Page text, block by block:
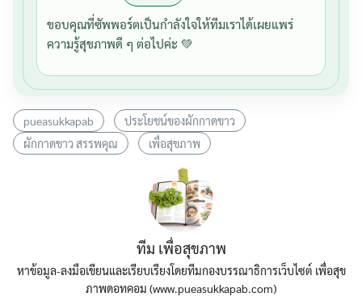
ขอบคุณที่ซัพพอร์ตเป็นกำลังใจให้ทีมเราได้เผยแพร่
ความรู้สุขภาพดี ๆ ต่อไปค่ะ 💚
pueasukkapab
ประโยชน์ของผักกาดขาว
ผักกาดขาว สรรพคุณ
เพื่อสุขภาพ
ทีม เพื่อสุขภาพ
หาข้อมูล-ลงมือเขียนและเรียบเรียงโดยทีมกองบรรณาธิการเว็บไซต์ เพื่อสุข
ภาพดอทคอม (www.pueasukkapab.com)